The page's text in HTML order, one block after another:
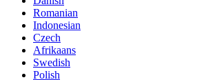
Romanian
Indonesian
Czech
Afrikaans
Swedish
Polish